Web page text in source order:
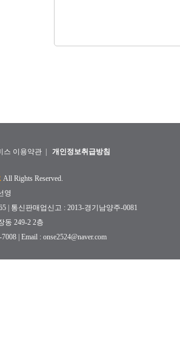
스 이용약관 개인정보취급방침
All Rights Reserved.
영
| 통신판매업신고 : 2013-경기남양주-0081
동 249-2 2층
| Email : onse2524@naver.com